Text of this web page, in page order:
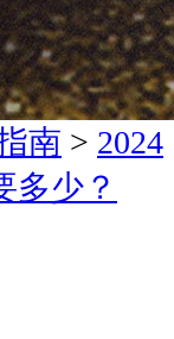
南 > 2024
多少？